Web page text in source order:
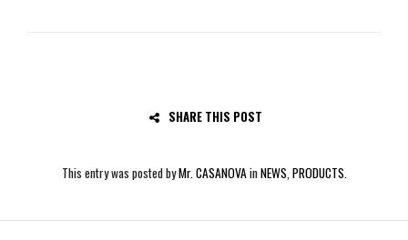
SHARE THIS POST
This entry was posted byMr. CASANOVAinNEWS,PRODUCTS.